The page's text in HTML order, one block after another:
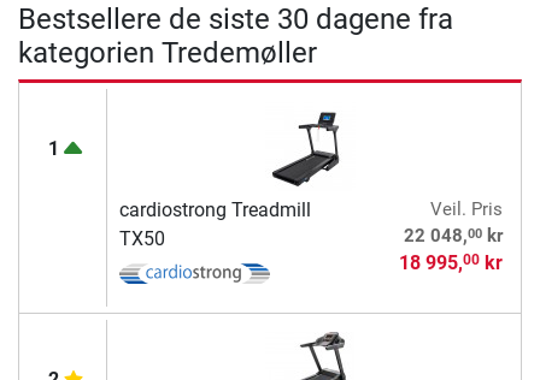
Bestsellere de siste 30 dagene fra
kategorien Tredemøller
1
cardiostrong Treadmill
TX50
Veil. Pris
22 048,00kr
18 995,00kr